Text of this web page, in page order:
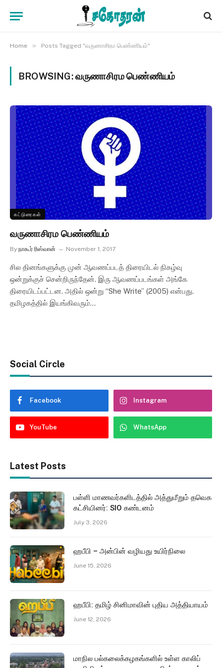
Home » Posts Tagged "வருணாசிரம பெண்ணியம்"
BROWSING:வருணாசிரம பெண்ணியம்
கட்டுரைகள்
வருணாசிரம பெண்ணியம்
By நாகூர் ரிஸ்வான் November 1, 2017
சில தினங்களுக்கு முன் ஆவணப்படத் திரையிடல் நிகழ்வு
ஒன்றுக்குச் சென்றிருந்தேன். இரு ஆவணப்படங்கள் அங்கே
திரையிடப்பட்டன. அதில் ஒன்று “She Write” (2005) என்பது.
தமிழகத்தில் இயங்கிவரும்…
Social Circle
Facebook Instagram
YouTube WhatsApp
Latest Posts
பள்ளி மாணவர்களிடத்தில் அத்துமீறும் தவெக
கட்சியினர்: SIO கண்டனம்
July 3, 2026
ஹபீபி – அன்பின் வழியது உயிர்நிலை
June 15, 2026
ஹபீபி: தமிழ் சினிமாவின் புதிய அத்தியாயம்
June 12, 2026
மாநில பல்கலைக்கழகங்களில் உள்ள காலிப்